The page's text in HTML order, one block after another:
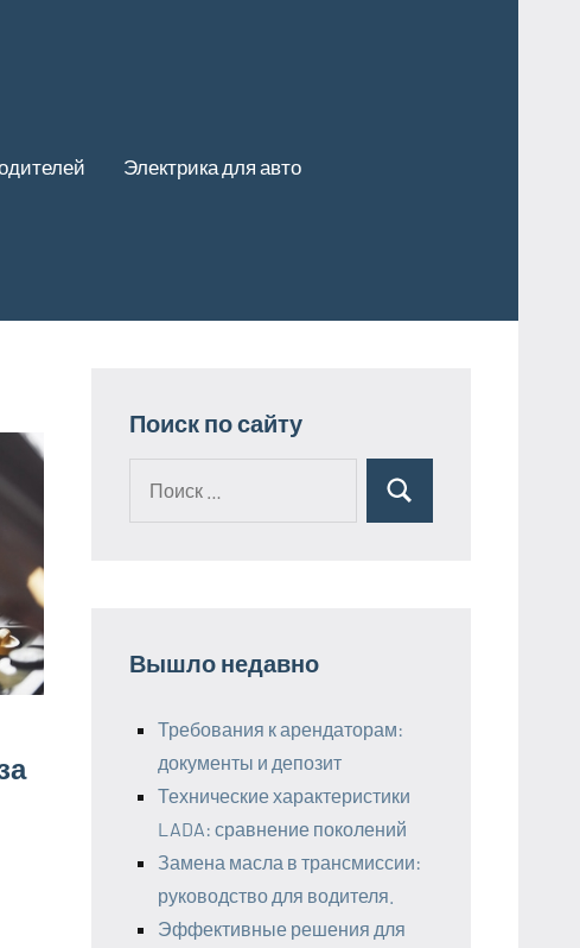
Электрика для авто
Поиск по сайту
Поиск
Вышло недавно
Требования к арендаторам:
документы и депозит
Технические характеристики
LADA: сравнение поколений
Замена масла в трансмиссии:
руководство для водителя.
Эффективные решения для